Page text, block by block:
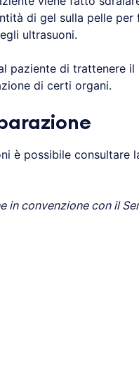
di gel sulla pelle
ultrasuoni.
paziente di trattenere
di certi organi.
è possibile consultare
in convenzione con il